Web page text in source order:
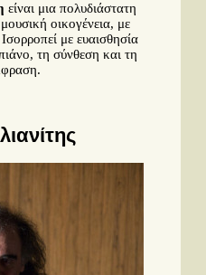
είναι μια πολυδιάστατη
οικογένεια, με
με ευαισθησία
τη σύνθεση και τη